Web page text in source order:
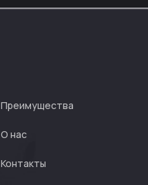
Преимущества
О нас
Контакты